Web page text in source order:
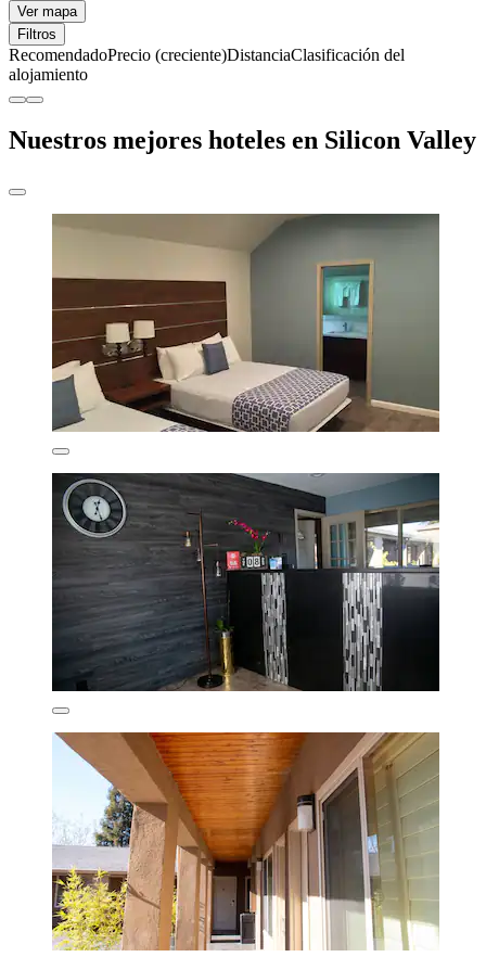
Ver mapa
Filtros
RecomendadoPrecio (creciente)DistanciaClasificación del
alojamiento
Nuestros mejores hoteles en Silicon Valley